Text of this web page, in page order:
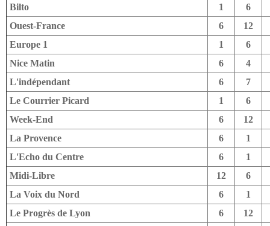
Bilto
1
6
Ouest-France
6
12
Europe 1
1
6
Nice Matin
6
4
L'indépendant
6
7
Le Courrier Picard
1
6
Week-End
6
12
La Provence
6
1
L'Echo du Centre
6
1
Midi-Libre
12
6
La Voix du Nord
6
1
Le Progrès de Lyon
6
12